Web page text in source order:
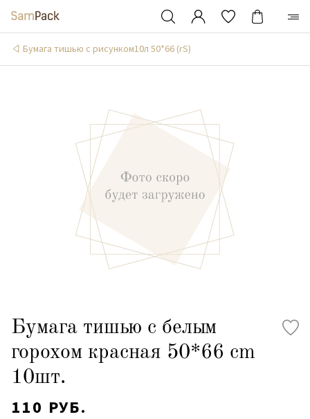
Бумага тишью с рисунком10л 50*66 (rS)
Бумага тишью с белым
горохом красная 50*66 cm
10шт.
110 РУБ.